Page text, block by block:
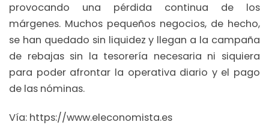
provocando una pérdida continua de los
márgenes. Muchos pequeños negocios, de hecho,
se han quedado sin liquidez y llegan a la campaña
de rebajas sin la tesorería necesaria ni siquiera
para poder afrontar la operativa diario y el pago
de las nóminas.
Vía: https://www.eleconomista.es